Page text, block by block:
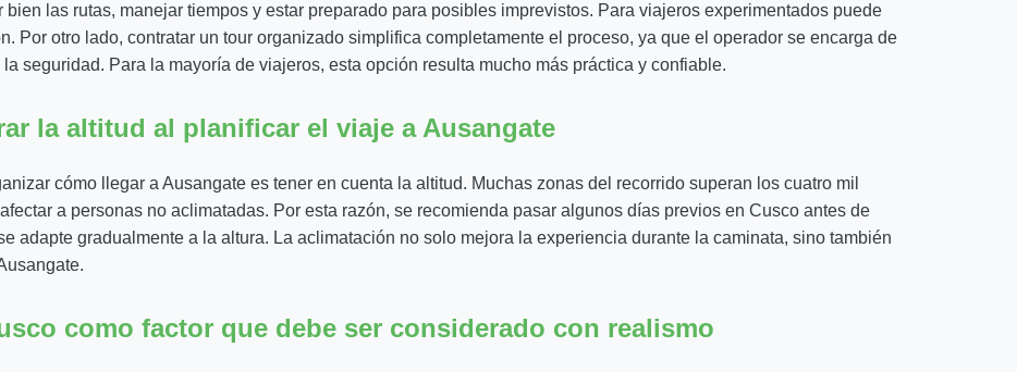
las rutas, manejar tiempos y estar preparado para posibles imprevistos. Para viajeros experimentados puede
Por otro lado, contratar un tour organizado simplifica completamente el proceso, ya que el operador se encarga de
seguridad. Para la mayoría de viajeros, esta opción resulta mucho más práctica y confiable.
la altitud al planificar el viaje a Ausangate
cómo llegar a Ausangate es tener en cuenta la altitud. Muchas zonas del recorrido superan los cuatro mil
a personas no aclimatadas. Por esta razón, se recomienda pasar algunos días previos en Cusco antes de
adapte gradualmente a la altura. La aclimatación no solo mejora la experiencia durante la caminata, sino también
como factor que debe ser considerado con realismo